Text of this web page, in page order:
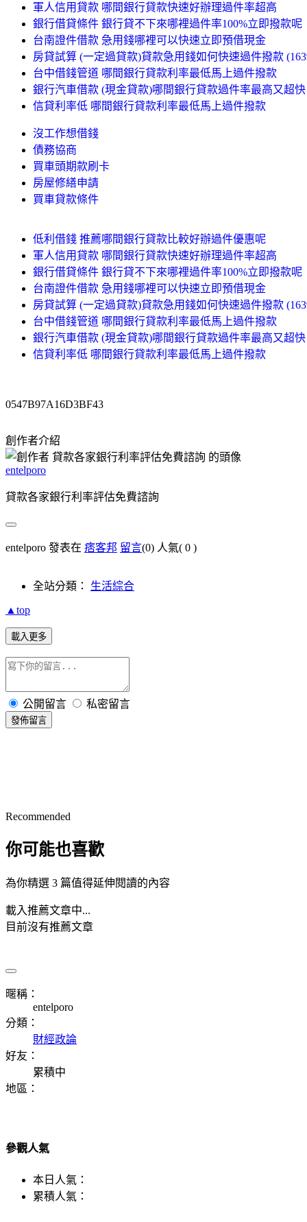
軍人信用貸款 哪間銀行貸款快速好辦理過件率超高
銀行借貸條件 銀行貸不下來哪裡過件率100%立即撥款呢
台南證件借款 急用錢哪裡可以快速立即預借現金
房貸試算 (一定過貸款)貸款急用錢如何快速過件撥款
台中借錢管道 哪間銀行貸款利率最低馬上過件撥款
銀行汽車借款 (現金貸款)哪間銀行貸款過件率最高又超快
信貸利率低 哪間銀行貸款利率最低馬上過件撥款
沒工作想借錢
債務協商
買車頭期款刷卡
房屋修繕申請
買車貸款條件
低利借錢 推薦哪間銀行貸款比較好辦過件優惠呢
軍人信用貸款 哪間銀行貸款快速好辦理過件率超高
銀行借貸條件 銀行貸不下來哪裡過件率100%立即撥款呢
台南證件借款 急用錢哪裡可以快速立即預借現金
房貸試算 (一定過貸款)貸款急用錢如何快速過件撥款
台中借錢管道 哪間銀行貸款利率最低馬上過件撥款
銀行汽車借款 (現金貸款)哪間銀行貸款過件率最高又超快
信貸利率低 哪間銀行貸款利率最低馬上過件撥款
0547B97A16D3BF43
創作者介紹
entelporo
貸款各家銀行利率評估免費諮詢
entelporo 發表在 痞客邦 留言(0) 人氣( 0 )
全站分類： 生活綜合
▲top
載入更多
公開留言 私密留言
發佈留言
Recommended
你可能也喜歡
為你精選 3 篇值得延伸閱讀的內容
載入推薦文章中...
目前沒有推薦文章
暱稱：
entelporo
分類：
財經政論
好友：
累積中
地區：
參觀人氣
本日人氣：
累積人氣：